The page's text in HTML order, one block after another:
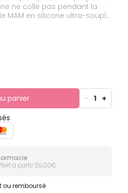
ne colle pas pendant la
MAM en silicone ultra-souple
d'une maman. Une
des bébés*.
panier - 1 +
à partir 59,00€
ou remboursé